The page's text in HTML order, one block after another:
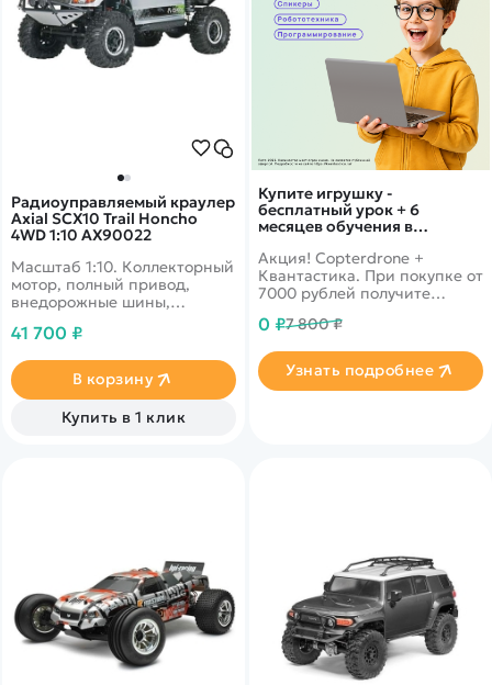
Купите игрушку -
бесплатный урок + 6
месяцев обучения в
Акция! Copterdrone +
Квантастика. При покупке от
7000 рублей получите
нашего партнера
0 ₽7 800 ₽
Узнать подробнее
Радиоуправляемый краулер
Axial SCX10 Trail Honcho
4WD 1:10 AX90022
Масштаб 1:10. Коллекторный
мотор, полный привод,
внедорожные шины,
блокировка
светодиодная подсветка.
41 700 ₽
В корзину
Купить в 1 клик